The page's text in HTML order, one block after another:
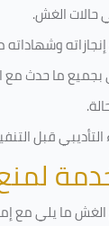
حالات الغش.
ما حدث مع
التأديبي قبل
ما يلي مع